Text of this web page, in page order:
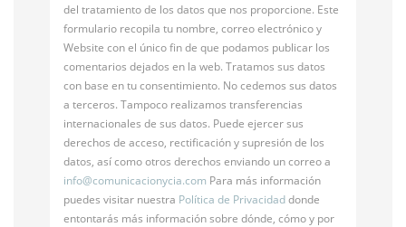
del tratamiento de los datos que nos proporcione. Este
formulario recopila tu nombre, correo electrónico y
Website con el único fin de que podamos publicar los
comentarios dejados en la web. Tratamos sus datos
con base en tu consentimiento. No cedemos sus datos
a terceros. Tampoco realizamos transferencias
internacionales de sus datos. Puede ejercer sus
derechos de acceso, rectificación y supresión de los
datos, así como otros derechos enviando un correo a
info@comunicacionycia.com Para más información
puedes visitar nuestra Política de Privacidaddonde
entontarás más información sobre dónde, cómo y por